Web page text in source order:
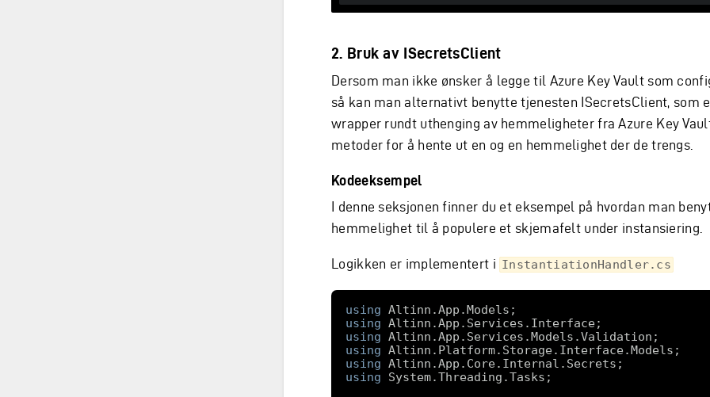
2. Bruk av ISecretsClient
Dersom man ikke ønsker å legge til Azure Key Vault som
så kan man alternativt benytte tjenesten ISecretsClient, som
wrapper rundt uthenging av hemmeligheter fra Azure Key
metoder for å hente ut en og en hemmelighet der de trengs.
Kodeeksempel
I denne seksjonen finner du et eksempel på hvordan man
hemmelighet til å populere et skjemafelt under instansiering.
Logikken er implementert i InstantiationHandler.cs
using
using
using
using
using
using